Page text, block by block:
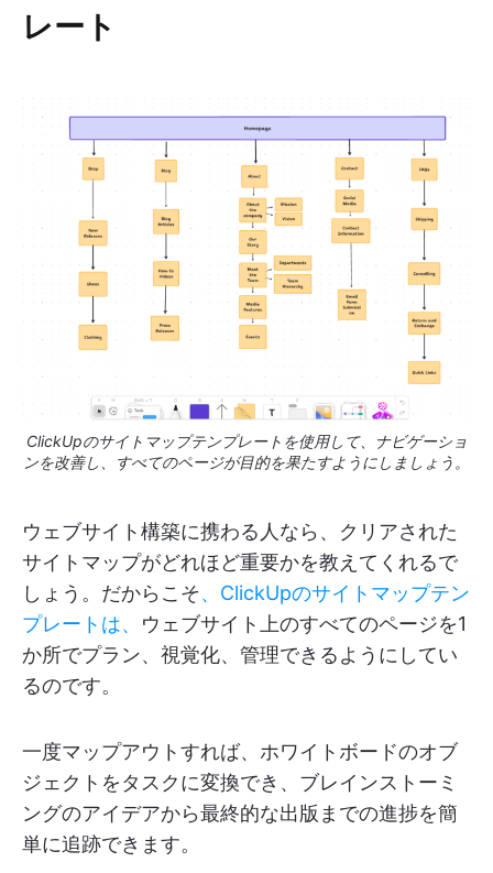
レート
ClickUpのサイトマップテンプレートを使用して、ナビゲーショ
ンを改善し、すべてのページが目的を果たすようにしましょう。
ウェブサイト構築に携わる人なら、クリアされた
サイトマップがどれほど重要かを教えてくれるで
しょう。だからこそ、ClickUpのサイトマップテン
プレートは、 ウェブサイト上のすべてのページを1
か所でプラン、視覚化、管理できるようにしてい
るのです。
一度マップアウトすれば、ホワイトボードのオブ
ジェクトをタスクに変換でき、ブレインストーミ
ングのアイデアから最終的な出版までの進捗を簡
単に追跡できます。